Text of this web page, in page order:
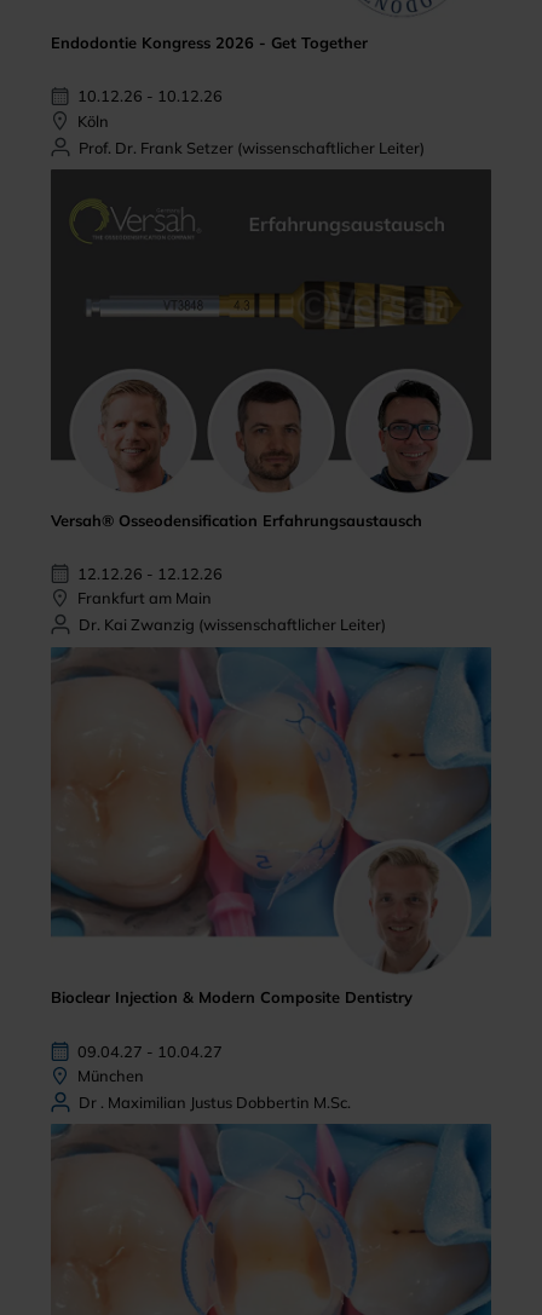
Endodontie Kongress 2026 - Get Together
10.12.26 - 10.12.26
Köln
Prof. Dr. Frank Setzer (wissenschaftlicher Leiter)
Versah® Osseodensification Erfahrungsaustausch
12.12.26 - 12.12.26
Frankfurt am Main
Dr. Kai Zwanzig (wissenschaftlicher Leiter)
Bioclear Injection & Modern Composite Dentistry
09.04.27 - 10.04.27
München
Dr . Maximilian Justus Dobbertin M.Sc.